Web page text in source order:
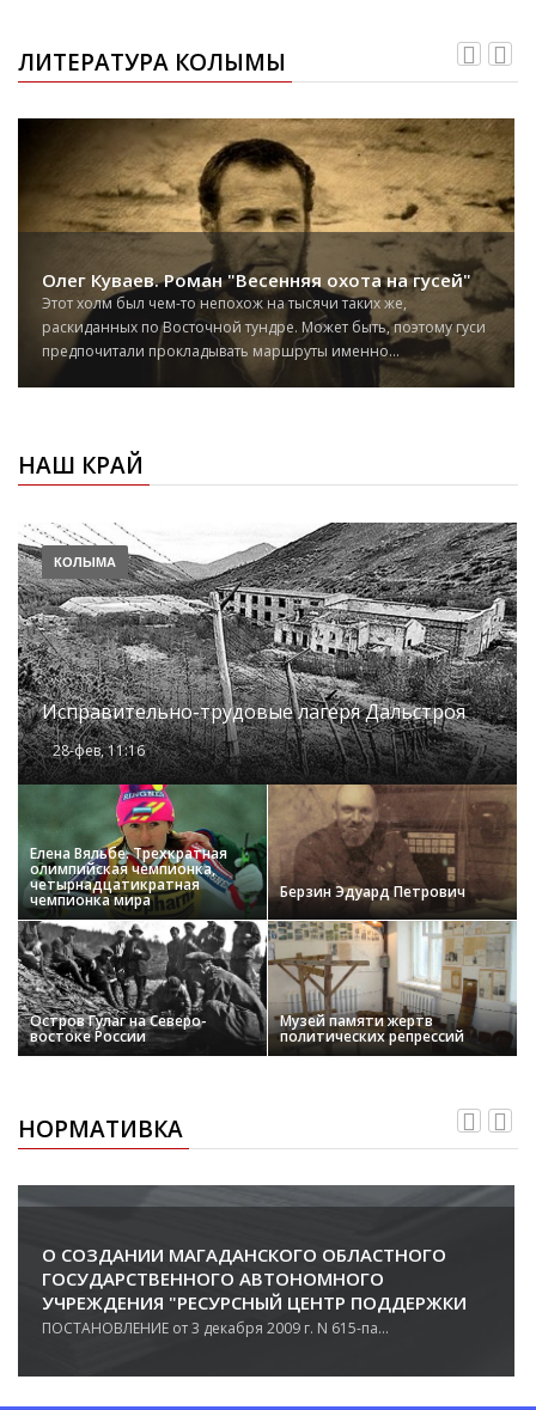
ЛИТЕРАТУРА КОЛЫМЫ
Олег Куваев. Роман "Весенняя охота на гусей"
Этот холм был чем-то непохож на тысячи таких же,
раскиданных по Восточной тундре. Может быть, поэтому гуси
предпочитали прокладывать маршруты именно...
НАШ КРАЙ
КОЛЫМА
Исправительно-трудовые лагеря Дальстроя
28-фев, 11:16
Елена Вяльбе. Трехкратная
олимпийская чемпионка,
четырнадцатикратная
чемпионка мира Берзин Эдуард Петрович
Остров Гулаг на Северо-
востоке России
Музей памяти жертв
политических репрессий
НОРМАТИВКА
О СОЗДАНИИ МАГАДАНСКОГО ОБЛАСТНОГО
ГОСУДАРСТВЕННОГО АВТОНОМНОГО
УЧРЕЖДЕНИЯ "РЕСУРСНЫЙ ЦЕНТР ПОДДЕРЖКИ
МОЛОДЕЖНЫХ ИНИЦИАТИВ"
ПОСТАНОВЛЕНИЕ от 3 декабря 2009 г. N 615-па...